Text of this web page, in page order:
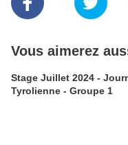
Vous aimerez
Stage Juillet 2024 -
Tyrolienne - Groupe 1